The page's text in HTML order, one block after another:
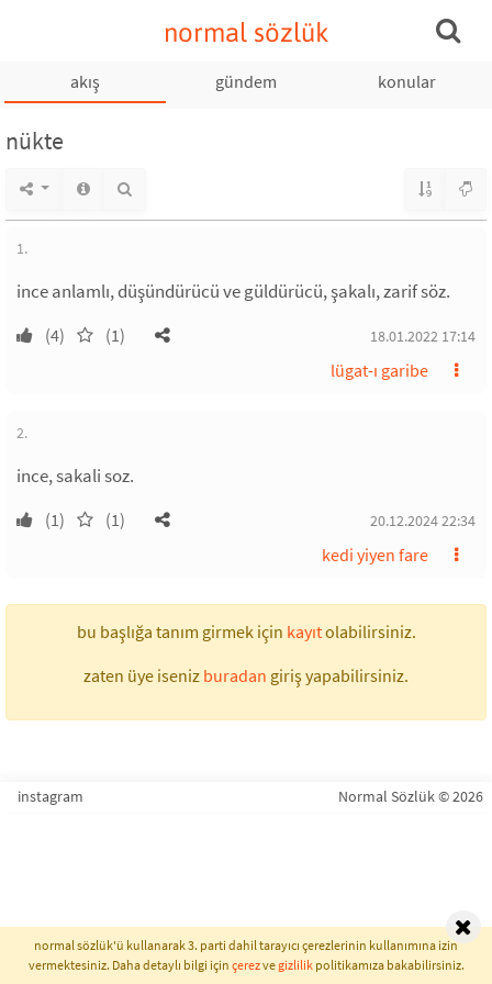
normal sözlük
akış gündem konular
nükte
1.
ince anlamlı, düşündürücü ve güldürücü, şakalı, zarif söz.
(4) (1) 18.01.2022 17:14
lügat-ı garibe
2.
ince, sakali soz.
(1) (1) 20.12.2024 22:34
kedi yiyen fare
bu başlığa tanım girmek için kayıtolabilirsiniz.
zaten üye iseniz buradan giriş yapabilirsiniz.
instagram Normal Sözlük © 2026
normal sözlük'ü kullanarak 3. parti dahil tarayıcı çerezlerinin kullanımına izin
vermektesiniz. Daha detaylı bilgi için çerezvegizlilikpolitikamıza bakabilirsiniz.